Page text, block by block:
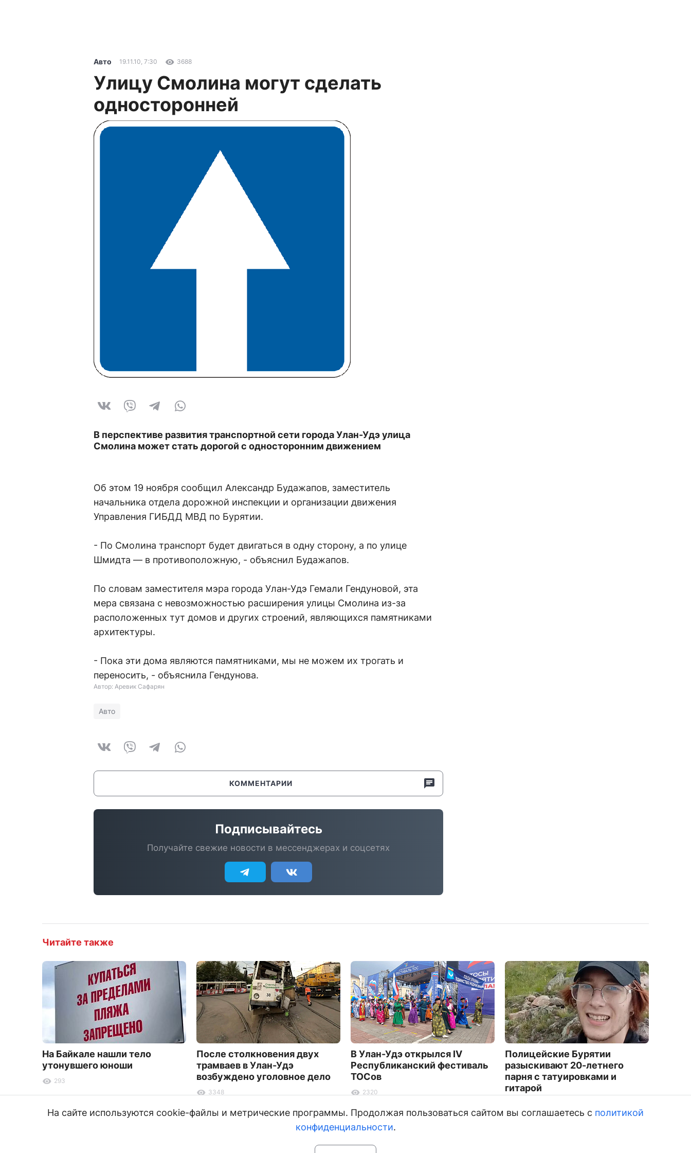
Авто 19.11.10, 7:30 3688
Улицу Смолина могут сделать
односторонней
В перспективе развития транспортной сети города Улан-Удэ улица
Смолина может стать дорогой с односторонним движением
Об этом 19 ноября сообщил Александр Будажапов, заместитель
начальника отдела дорожной инспекции и организации движения
Управления ГИБДД МВД по Бурятии.
- По Смолина транспорт будет двигаться в одну сторону, а по улице
Шмидта — в противоположную, - объяснил Будажапов.
По словам заместителя мэра города Улан-Удэ Гемали Гендуновой, эта
мера связана с невозможностью расширения улицы Смолина из-за
расположенных тут домов и других строений, являющихся памятниками
архитектуры.
- Пока эти дома являются памятниками, мы не можем их трогать и
переносить, - объяснила Гендунова.
Автор: Аревик Сафарян
Авто
КОММЕНТАРИИ
Подписывайтесь
Получайте свежие новости в мессенджерах и соцсетях
Читайте также
На Байкале нашли тело
утонувшего юноши
293
После столкновения двух
трамваев в Улан-Удэ
возбуждено уголовное дело
3348
В Улан-Удэ открылся IV
Республиканский фестиваль
ТОСов
2320
Полицейские Бурятии
разыскивают 20-летнего
парня с татуировками и
гитарой
На сайте используются cookie-файлы и метрические программы. Продолжая пользоваться сайтом вы соглашаетесь с политикой
конфиденциальности.